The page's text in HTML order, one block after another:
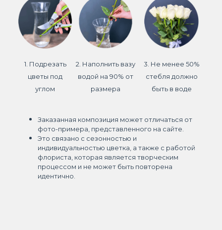
1. Подрезать
цветы под
углом
2. Наполнить вазу
водой на 90% от
размера
3. Не менее 50%
стебля должно
быть в воде
Заказанная композиция может отличаться от
фото-примера, представленного на сайте.
Это связано с сезонностью и
индивидуальностью цветка, а также с работой
флориста, которая является творческим
процессом и не может быть повторена
идентично.